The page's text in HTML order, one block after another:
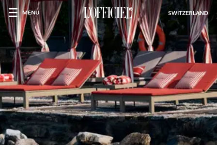
MENU SWITZERLAND